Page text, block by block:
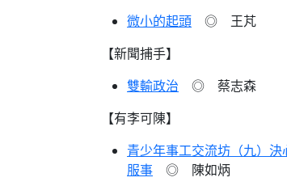
微小的起頭 ◎ 王芃
【新聞捕手】
雙輸政治 ◎ 蔡志森
【有李可陳】
青少年事工交流坊（九）
服事 ◎ 陳如炳